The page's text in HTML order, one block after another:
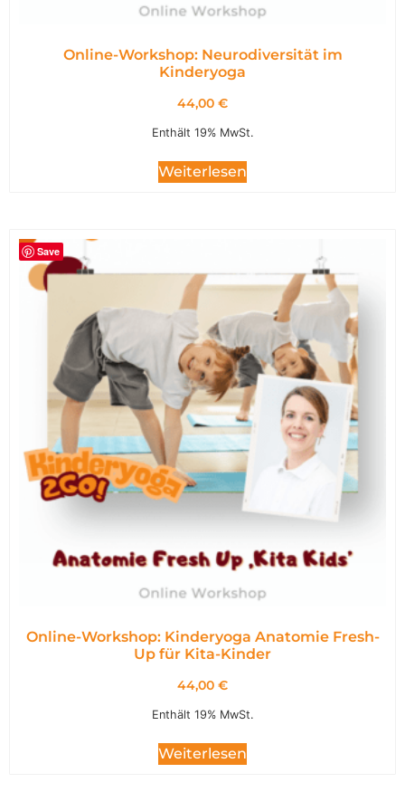
Online-Workshop: Neurodiversität im
Kinderyoga
44,00 €
Enthält 19% MwSt.
Weiterlesen
Save
Online-Workshop: Kinderyoga Anatomie Fresh-
Up für Kita-Kinder
44,00 €
Enthält 19% MwSt.
Weiterlesen